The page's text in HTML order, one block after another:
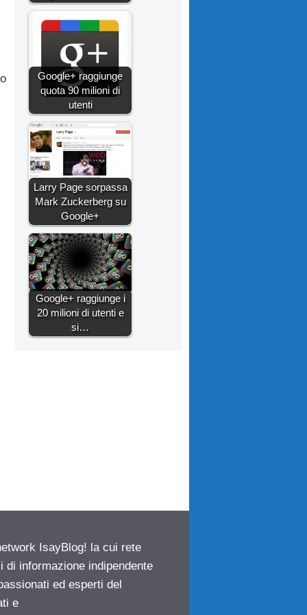
Google+ raggiunge
quota 90 milioni di
utenti
Larry Page sorpassa
Mark Zuckerberg su
Google+
Google+ raggiunge i
20 milioni di utenti e
si…
IsayBlog! la cui rete
informazione indipendente
ed esperti del
e